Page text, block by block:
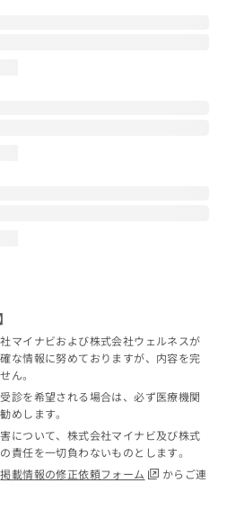
マイナビおよび株式会社ウェルネスが
な情報に努めておりますが、内容を完
ん。
診を希望される場合は、必ず医療機関
めします。
について、株式会社マイナビ及び株式
責任を一切負わないものとします。
掲載情報の修正依頼フォーム
からご連